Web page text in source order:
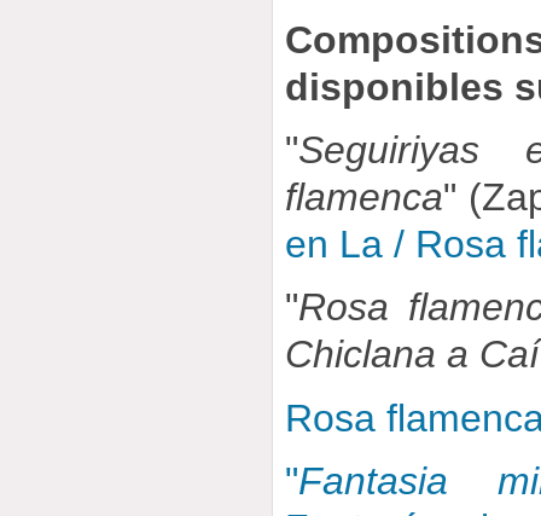
disponibles
"Seguiriyas
flamenca"
en La / Rosa
"Rosa
Chiclana a Caí
Rosa
"Fantasia